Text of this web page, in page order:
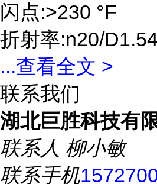
闪点:>230 °F
折射率:n20/
...查看全文 >
联系我们
湖北巨胜科技有
联系人 柳小敏
联系手机